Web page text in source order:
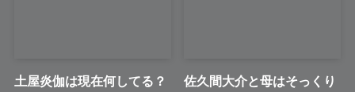
土屋炎伽は現在何してる？
佐久間大介と母はそっくり